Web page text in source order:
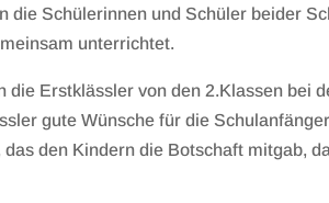
die Schülerinnen und Schüler beider
unterrichtet.
die Erstklässler von den 2.Klassen bei
gute Wünsche für die
das den Kindern die Botschaft mitgab,